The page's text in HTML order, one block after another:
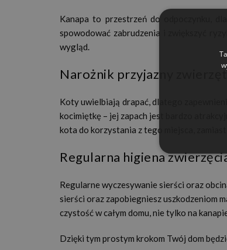
Kanapa to przestrzeń do odpoczynku,
spowodować zabrudzenia i zwiększyć
wygląd.
Narożnik przyjazny
Koty uwielbiają drapać, dlatego
kocimiętkę – jej zapach jest bardzo
kota do korzystania z tego miejsca, zamiast
Regularna higiena
Regularne wyczesywanie sierści oraz
sierści oraz zapobiegniesz uszkodzeniom
czystość w całym domu, nie tylko na
Dzięki tym prostym krokom Twój dom